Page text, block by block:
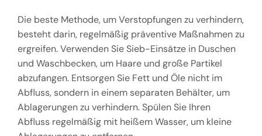
Die beste Methode, um Verstopfungen zu verhindern,
besteht darin, regelmäßig präventive Maßnahmen zu
ergreifen. Verwenden Sie Sieb-Einsätze in Duschen
und Waschbecken, um Haare und große Partikel
abzufangen. Entsorgen Sie Fett und Öle nicht im
Abfluss, sondern in einem separaten Behälter, um
Ablagerungen zu verhindern. Spülen Sie Ihren
Abfluss regelmäßig mit heißem Wasser, um kleine